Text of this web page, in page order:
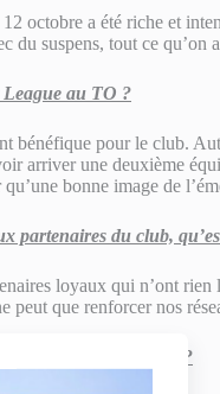
octobre a été riche et
du suspens, tout ce qu’on
League au TO ?
bénéfique pour le club.
arriver une deuxième
bonne image de
partenaires du club,
loyaux qui n’ont
peut que renforcer nos
en Super League ?